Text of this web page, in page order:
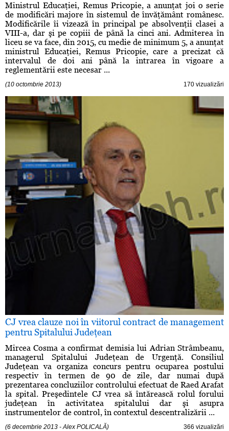
Ministrul Educaţiei, Remus Pricopie, a anunţat joi o serie
de modificări majore în sistemul de învăţământ românesc.
Modificările îi vizează în principal pe absolvenţii clasei a
VIII-a, dar şi pe copiii de până la cinci ani. Admiterea în
liceu se va face, din 2015, cu medie de minimum 5, a anunţat
ministrul Educaţiei, Remus Pricopie, care a precizat că
intervalul de doi ani până la intrarea în vigoare a
reglementării este necesar ...
(10 octombrie 2013) 170 vizualizări
CJ vrea clauze noi în viitorul contract de management
pentru Spitalului Judeţean
Mircea Cosma a confirmat demisia lui Adrian Strâmbeanu,
managerul Spitalului Judeţean de Urgenţă. Consiliul
Judeţean va organiza concurs pentru ocuparea postului
respectiv în termen de 90 de zile, dar numai după
prezentarea concluziilor controlului efectuat de Raed Arafat
la spital. Preşedintele CJ vrea să întărească rolul forului
judeţean în activitatea spitalului dar şi asupra
instrumentelor de control, în contextul descentralizării ...
(6 decembrie 2013 - Alex POLICALĂ) 366 vizualizări